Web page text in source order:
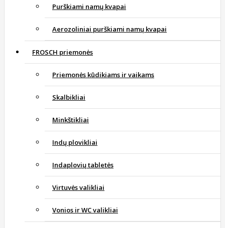
Purškiami namų kvapai
Aerozoliniai purškiami namų kvapai
FROSCH priemonės
Priemonės kūdikiams ir vaikams
Skalbikliai
Minkštikliai
Indų plovikliai
Indaplovių tabletės
Virtuvės valikliai
Vonios ir WC valikliai